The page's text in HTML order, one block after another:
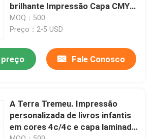
de mesa
de tarô
brilhante Impressão Capa CMYK
personalizável Smyth costurado
Ligação com UV Spot
MOQ：500
Preço：2-5 USD
preço Fale Conosco
A Terra Tremeu. Impressão
personalizada de livros infantis
em cores 4c/4c e capa laminada